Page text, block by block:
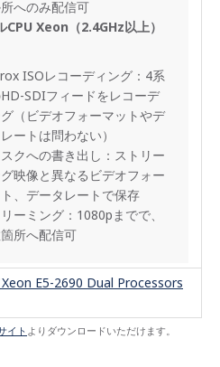
へのみ配信可
CPU Xeon（2.4GHz以上）
ISOレコーディング：4系
SDIフィードをレコーデ
グ（ビデオフォーマットやデ
ートは問わない）
クへの書き出し：ストリー
映像と異なるビデオフォー
、データレートで保存
ーミング：1080pまでで、
所へ配信可
E5-2690 Dual Processors
イト よりダウンロードいただけます。